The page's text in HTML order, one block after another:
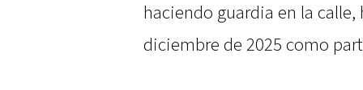
haciendo guardia en la
diciembre de 2025 como